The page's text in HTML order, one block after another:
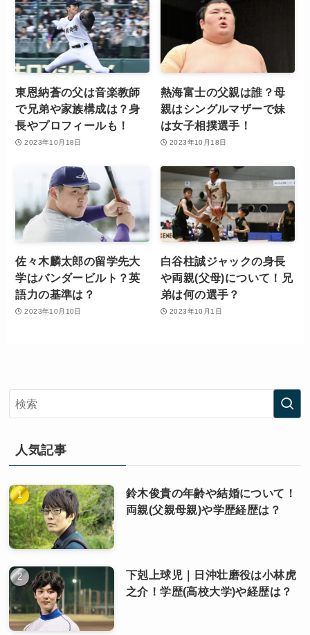
東恩納蒼の父は音楽教師
で兄弟や家族構成は？身
長やプロフィールも！
2023年10月18日
熱海富士の父親は誰？母
親はシングルマザーで妹
は女子相撲選手！
2023年10月18日
佐々木麟太郎の留学先大
学はバンダービルト？英
語力の基準は？
2023年10月10日
白谷柱誠ジャックの身長
や両親(父母)について！兄
弟は何の選手？
2023年10月1日
人気記事
鈴木俊貴の年齢や結婚について！
両親(父親母親)や学歴経歴は？
下剋上球児｜日沖壮磨役は小林虎
之介！学歴(高校大学)や経歴は？